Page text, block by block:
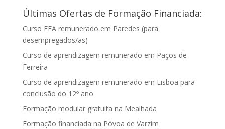
Últimas Ofertas de Formação Financiada:
Curso EFA remunerado em Paredes (para
desempregados/as)
Curso de aprendizagem remunerado em Paços de
Ferreira
Curso de aprendizagem remunerado em Lisboa para
conclusão do 12º ano
Formação modular gratuita na Mealhada
Formação financiada na Póvoa de Varzim